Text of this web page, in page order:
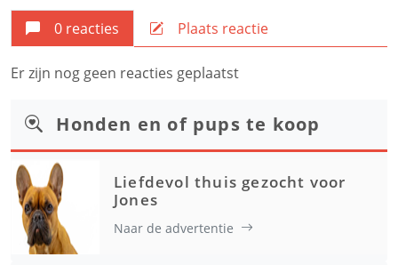
0 reacties Plaats reactie
Er zijn nog geen reacties geplaatst
Honden en of pups te koop
Liefdevol thuis gezocht voor
Jones
Naar de advertentie